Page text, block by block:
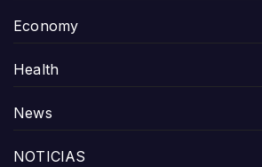
Economy
Health
News
NOTICIAS